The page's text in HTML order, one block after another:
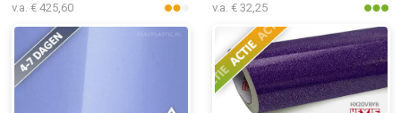
v.a. € 425,60 v.a. € 32,25